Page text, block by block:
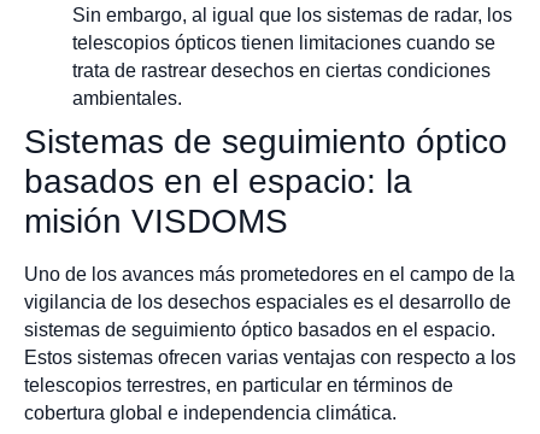
Sin embargo, al igual que los sistemas de radar, los
telescopios ópticos tienen limitaciones cuando se
trata de rastrear desechos en ciertas condiciones
ambientales.
Sistemas de seguimiento óptico
basados en el espacio: la
misión VISDOMS
Uno de los avances más prometedores en el campo de la
vigilancia de los desechos espaciales es el desarrollo de
sistemas de seguimiento óptico basados en el espacio.
Estos sistemas ofrecen varias ventajas con respecto a los
telescopios terrestres, en particular en términos de
cobertura global e independencia climática.